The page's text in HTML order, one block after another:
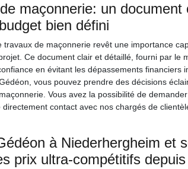
maçonnerie: un document
bien défini
travaux de maçonnerie revêt une importance
Ce document clair et détaillé, fourni par le
en évitant les dépassements financiers
vous pouvez prendre des décisions
Vous avez la possibilité de
contact avec nos chargés de
à Niederhergheim et
prix ultra-compétitifs